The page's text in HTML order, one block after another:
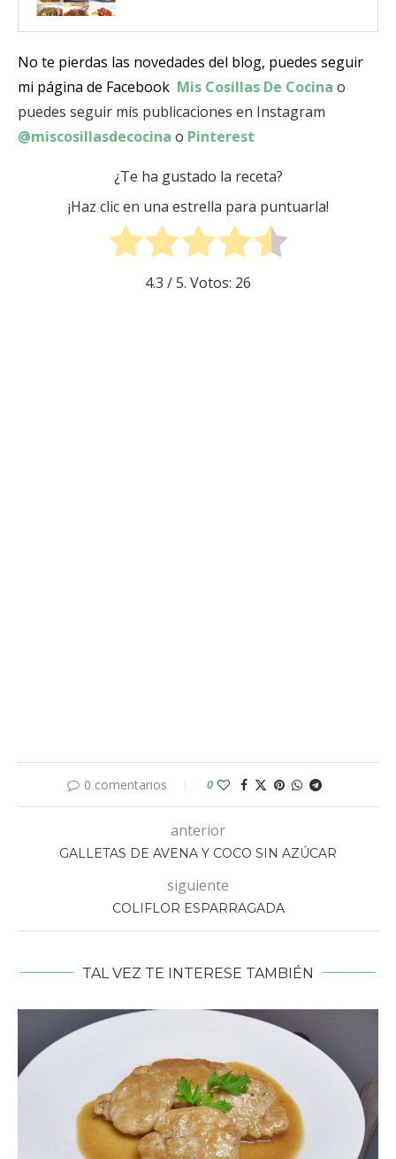
No te pierdas las novedades del blog, puedes seguir
mi página de Facebook Mis Cosillas De Cocina o
puedes seguir mis publicaciones en Instagram
@miscosillasdecocina o Pinterest
¿Te ha gustado la receta?
¡Haz clic en una estrella para puntuarla!
4.3 / 5. Votos: 26
0 comentarios 0
anterior
GALLETAS DE AVENA Y COCO SIN AZÚCAR
siguiente
COLIFLOR ESPARRAGADA
TAL VEZ TE INTERESE TAMBIÉN